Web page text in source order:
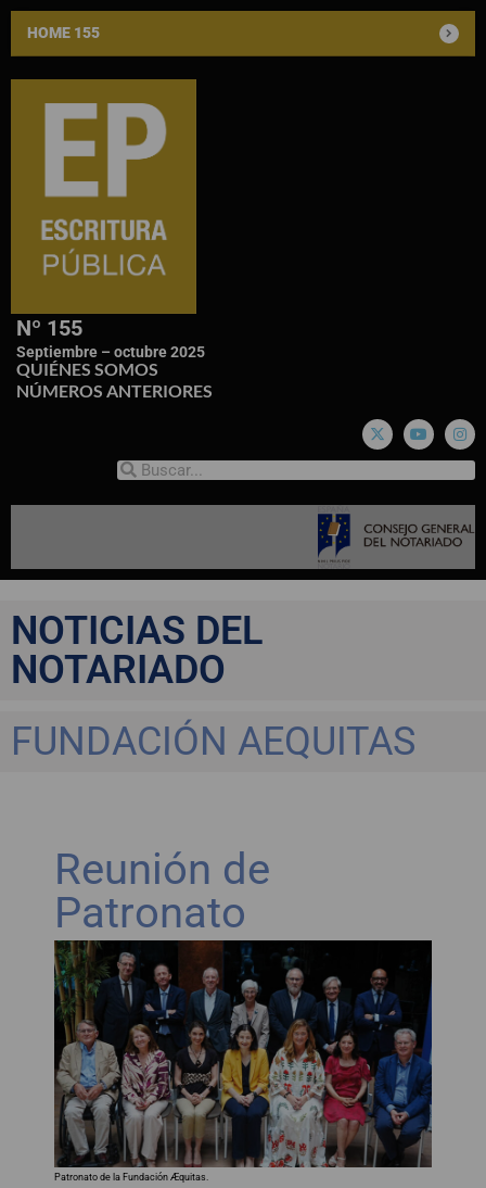
HOME 155
Nº 155
Septiembre – octubre 2025
QUIÉNES SOMOS
NÚMEROS ANTERIORES
NOTICIAS DEL
NOTARIADO
FUNDACIÓN AEQUITAS
Reunión de
Patronato
Patronato de la Fundación Æquitas.